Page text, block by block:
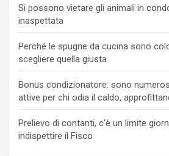
Si possono vietare gli animali in
inaspettata
Perché le spugne da cucina sono
scegliere quella giusta
Bonus condizionatore: sono
attive per chi odia il caldo,
Prelievo di contanti, c’è un limite
indispettire il Fisco